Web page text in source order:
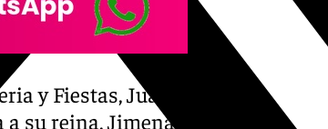
y Fiestas, Juana
a su reina, Jimena